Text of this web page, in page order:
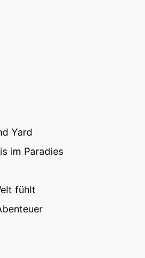
Yard
im Paradies
fühlt